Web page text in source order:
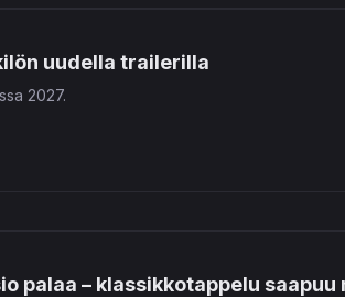
uudella trailerilla
2027.
palaa – klassikkotappelu